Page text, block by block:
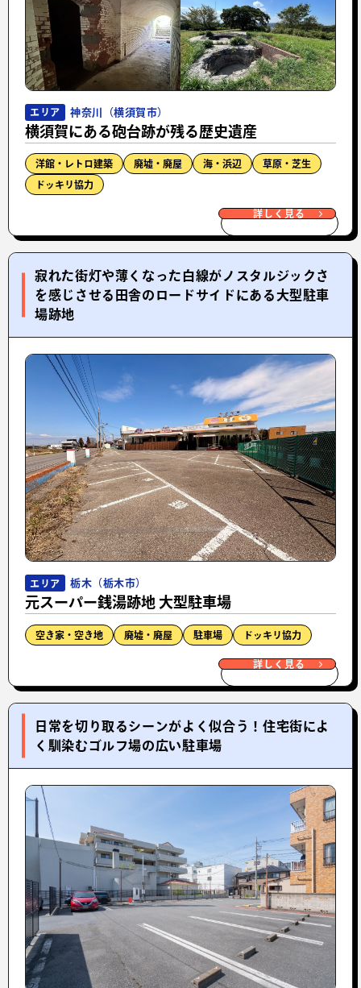
エリア 神奈川（横須賀市）
横須賀にある砲台跡が残る歴史遺産
洋館・レトロ建築 廃墟・廃屋 海・浜辺 草原・芝生
ドッキリ協力
詳しく見る
寂れた街灯や薄くなった白線がノスタルジックさ
を感じさせる田舎のロードサイドにある大型駐車
場跡地
エリア 栃木（栃木市）
元スーパー銭湯跡地 大型駐車場
空き家・空き地 廃墟・廃屋 駐車場 ドッキリ協力
詳しく見る
日常を切り取るシーンがよく似合う！住宅街によ
く馴染むゴルフ場の広い駐車場